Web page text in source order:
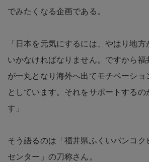
でみたくなる企画である。
「日本を元気にするには、やはり地
いかなければなりません。ですから福
が一丸となり海外へ出てモチベーショ
としています。それをサポートする
す」
そう語るのは「福井県ふくいバンコク
センター」の刀称さん。